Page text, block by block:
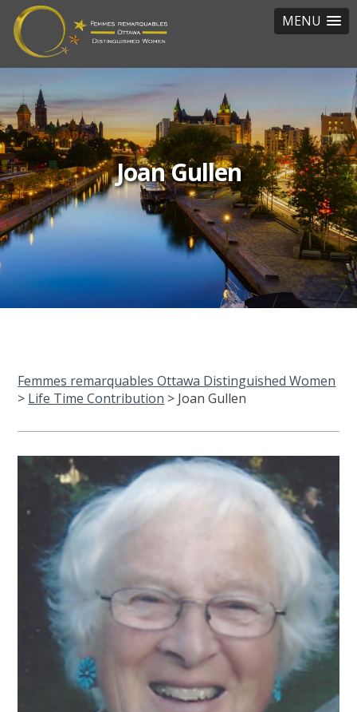
MENU
Joan Gullen
Femmes remarquables Ottawa Distinguished Women
> Life Time Contribution > Joan Gullen